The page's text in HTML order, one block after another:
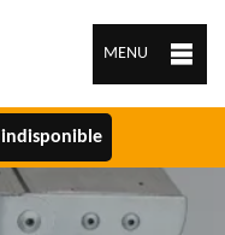
MENU
indisponible